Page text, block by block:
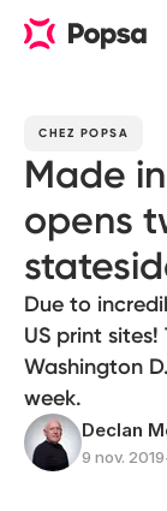
CHEZ POPSA
Made
opens
Due to
US print
Washington
week.
Declan
9 nov. 2019∙